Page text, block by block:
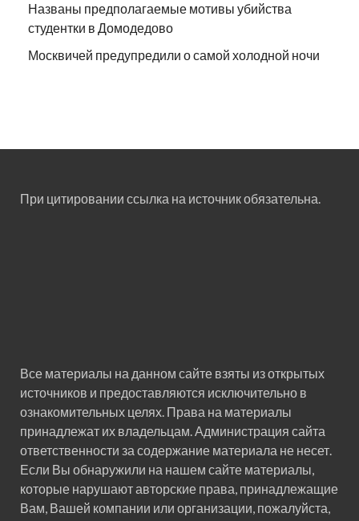
Названы предполагаемые мотивы убийства
студентки в Домодедово
Москвичей предупредили о самой холодной ночи
При цитировании ссылка на источник обязательна.
Все материалы на данном сайте взяты из открытых
источников и предоставляются исключительно в
ознакомительных целях. Права на материалы
принадлежат их владельцам. Администрация сайта
ответственности за содержание материала не несет.
Если Вы обнаружили на нашем сайте материалы,
которые нарушают авторские права, принадлежащие
Вам, Вашей компании или организации, пожалуйста,